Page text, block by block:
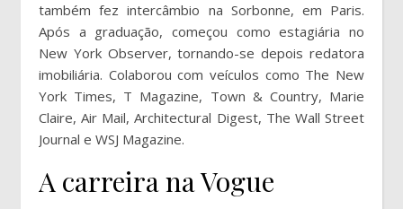
também fez intercâmbio na Sorbonne, em Paris.
Após a graduação, começou como estagiária no
New York Observer, tornando-se depois redatora
imobiliária. Colaborou com veículos como The New
York Times, T Magazine, Town & Country, Marie
Claire, Air Mail, Architectural Digest, The Wall Street
Journal e WSJ Magazine.
A carreira na Vogue